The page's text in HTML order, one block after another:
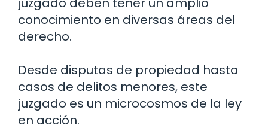
conocimiento en diversas áreas del
derecho.
Desde disputas de propiedad hasta
casos de delitos menores, este
juzgado es un microcosmos de la ley
en acción.